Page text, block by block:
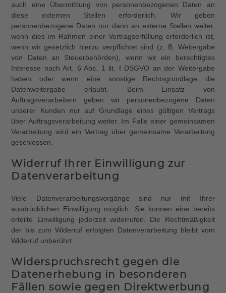
auch eine Übermittlung von personenbezogenen Daten an
diese externen Stellen erforderlich. Wir geben
personenbezogene Daten nur dann an externe Stellen weiter,
wenn dies im Rahmen einer Vertragserfüllung erforderlich ist,
wenn wir gesetzlich hierzu verpflichtet sind (z. B. Weitergabe
von Daten an Steuerbehörden), wenn wir ein berechtigtes
Interesse nach Art. 6 Abs. 1 lit. f DSGVO an der Weitergabe
haben oder wenn eine sonstige Rechtsgrundlage die
Datenweitergabe erlaubt. Beim Einsatz von
Auftragsverarbeitern geben wir personenbezogene Daten
unserer Kunden nur auf Grundlage eines gültigen Vertrags
über Auftragsverarbeitung weiter. Im Falle einer gemeinsamen
Verarbeitung wird ein Vertrag über gemeinsame Verarbeitung
geschlossen.
Widerruf Ihrer Einwilligung zur
Datenverarbeitung
Viele Datenverarbeitungsvorgänge sind nur mit Ihrer
ausdrücklichen Einwilligung möglich. Sie können eine bereits
erteilte Einwilligung jederzeit widerrufen. Die Rechtmäßigkeit
der bis zum Widerruf erfolgten Datenverarbeitung bleibt vom
Widerruf unberührt.
Widerspruchsrecht gegen die
Datenerhebung in besonderen
Fällen sowie gegen Direktwerbung